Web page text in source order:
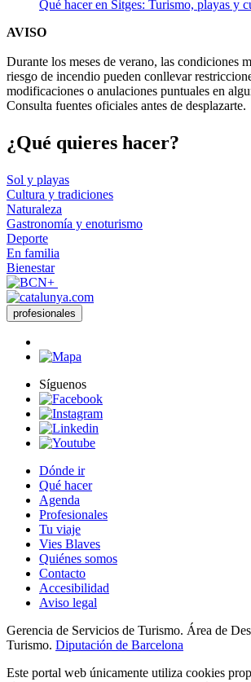
Durante los meses de verano, las condiciones
riesgo de incendio pueden conllevar
modificaciones o anulaciones puntuales en
¿Qué qui
Sol y playas
Cultura y tradiciones
Naturaleza
Gastronomía y enoturismo
Deporte
En familia
Bienestar
Síguenos
Dónde ir
Qué hacer
Agenda
Profesionales
Tu viaje
Vies Blaves
Quiénes somos
Contacto
Accesibilidad
Gerencia de Servicios de Turismo. Área de